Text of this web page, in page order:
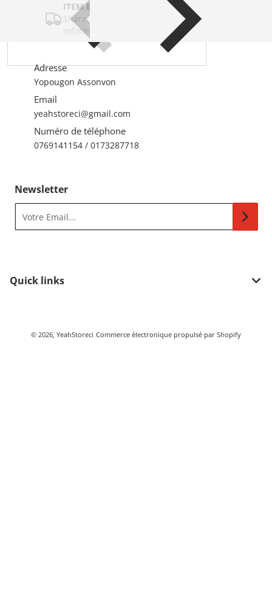
ITEM BAR TITLE
Share shipping, delivery, policy
information.
Adresse
Yopougon Assonvon
Email
yeahstoreci@gmail.com
Numéro de téléphone
0769141154 / 0173287718
Newsletter
Quick links
© 2026, YeahStoreci Commerce électronique propulsé par Shopify